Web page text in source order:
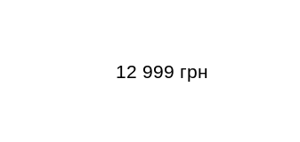
12 999 грн